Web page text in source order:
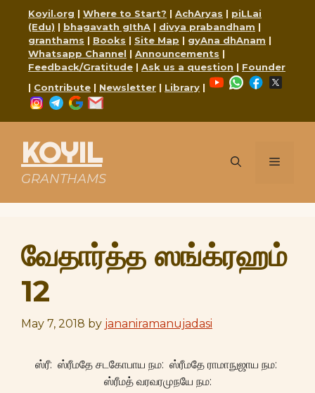
content
Koyil.org | Where to Start? | AchAryas | piLLai
(Edu) | bhagavath gIthA | divya prabandham |
granthams | Books | Site Map | gyAna dhAnam |
Whatsapp Channel | Announcements |
Feedback/Gratitude | Ask us a question | Founder
| Contribute | Newsletter | Library |
YouTubeWhatsApp
Facebook
Instagram
Telegram
Google
KOYIL
GRANTHAMS
Menu
வேதார்த்த ஸங்க்ரஹம்
12
May 7, 2018 by jananiramanujadasi
ஸ்ரீ: ஸ்ரீமதே சடகோபாய நம: ஸ்ரீமதே ராமாநுஜாய நம:
ஸ்ரீமத் வரவரமுநயே நம: